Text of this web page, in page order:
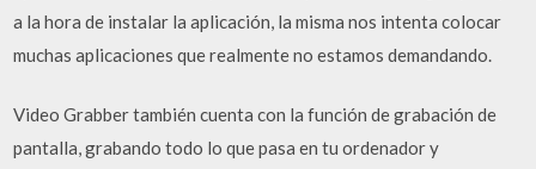
a la hora de instalar la aplicación, la misma nos intenta colocar
muchas aplicaciones que realmente no estamos demandando.
Video Grabber también cuenta con la función de grabación de
pantalla, grabando todo lo que pasa en tu ordenador y